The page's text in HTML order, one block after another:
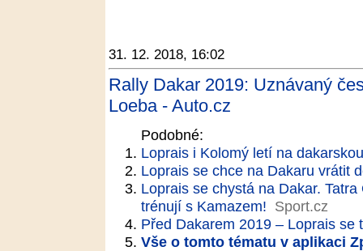
31. 12. 2018, 16:02
Rally Dakar 2019: Uznávaný
Loeba - Auto.cz
Podobné:
Loprais i Kolomý letí na
Loprais se chce na Dakaru vrátit
Loprais se chystá na Dakar.
trénují s Kamazem! Sport.cz
Před Dakarem 2019 – Loprais se
Vše o tomto tématu v aplikaci